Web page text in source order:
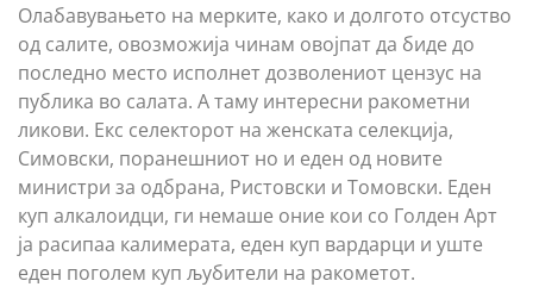
Олабавувањето на мерките, како и долгото отсуство
од салите, овозможија чинам овојпат да биде до
последно место исполнет дозволениот цензус на
публика во салата. А таму интересни ракометни
ликови. Екс селекторот на женската селекција,
Симовски, поранешниот но и еден од новите
министри за одбрана, Ристовски и Томовски. Еден
куп алкалоидци, ги немаше оние кои со Голден Арт
ја расипаа калимерата, еден куп вардарци и уште
еден поголем куп љубители на ракометот.